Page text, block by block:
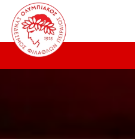
Skip to main content